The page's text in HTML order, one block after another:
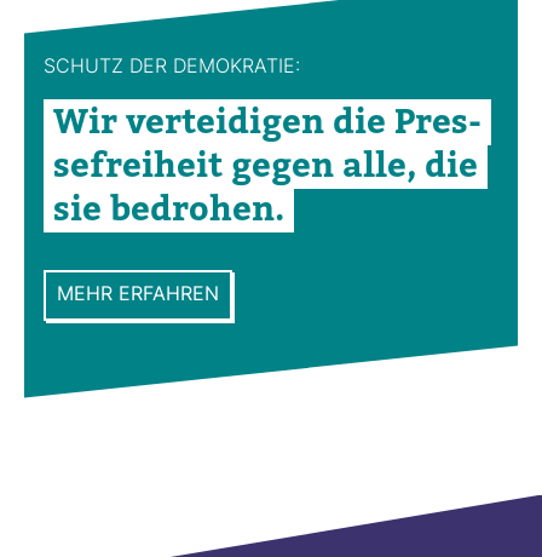
SCHUTZ DER DEMO­KRATIE:
Wir ver­tei­digen die Pres­
se­frei­heit gegen alle, die
sie bedrohen.
MEHR ERFAHREN